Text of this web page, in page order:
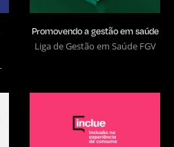
Promovendo a gestão em saúde
Liga de Gestão em Saúde FGV